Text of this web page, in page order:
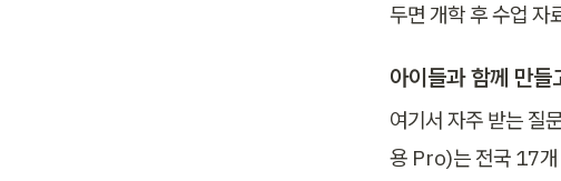
두면 개학 후 수업 자
아이들과 함께 만들
여기서 자주 받는 질
용 Pro)는 전국 17